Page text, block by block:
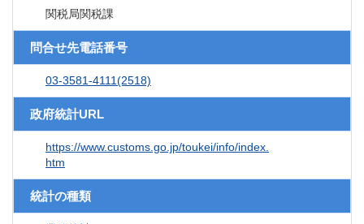
関税局関税課
問合せ先電話番号
03-3581-4111(2518)
政府統計URL
https://www.customs.go.jp/toukei/info/index.
htm
統計の種類